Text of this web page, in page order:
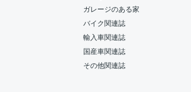
ガレージのある家
バイク関連誌
輸入車関連誌
国産車関連誌
その他関連誌